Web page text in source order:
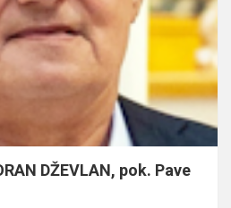
DŽEVLAN, pok. Pave